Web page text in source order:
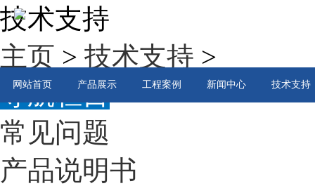
网站首页 产品展示 工程案例 新闻中心 技术支持
技术支持
主页 > 技术支持 >
导航栏目
常见问题
产品说明书